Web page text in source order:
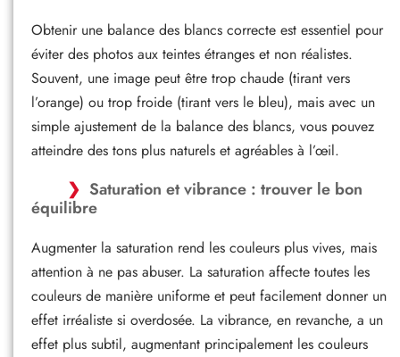
Obtenir une balance des blancs correcte est essentiel pour
éviter des photos aux teintes étranges et non réalistes.
Souvent, une image peut être trop chaude (tirant vers
l’orange) ou trop froide (tirant vers le bleu), mais avec un
simple ajustement de la balance des blancs, vous pouvez
atteindre des tons plus naturels et agréables à l’œil.
Saturation et vibrance : trouver le bon
équilibre
Augmenter la saturation rend les couleurs plus vives, mais
attention à ne pas abuser. La saturation affecte toutes les
couleurs de manière uniforme et peut facilement donner un
effet irréaliste si overdosée. La vibrance, en revanche, a un
effet plus subtil, augmentant principalement les couleurs